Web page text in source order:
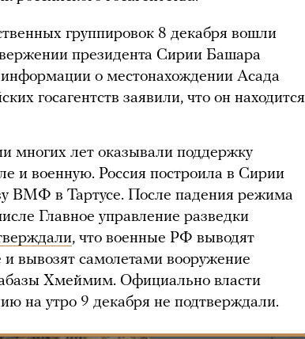
группировок 8 декабря вошли
президента Сирии Башара
о местонахождении Асада
госагентств заявили, что он находится
многих лет оказывали поддержку
и военную. Россия построила в Сирии
ВМФ в Тартусе. После падения режима
Главное управление разведки
, что военные РФ выводят
и вывозят самолетами вооружение
Хмеймим. Официально власти
на утро 9 декабря не подтверждали.